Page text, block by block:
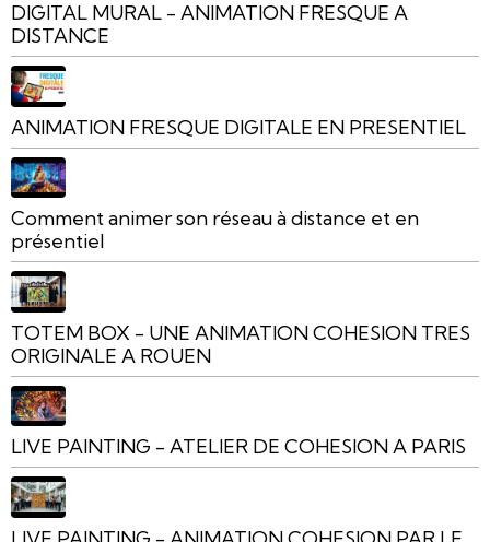
DIGITAL MURAL - ANIMATION FRESQUE A
DISTANCE
ANIMATION FRESQUE DIGITALE EN PRESENTIEL
Comment animer son réseau à distance et en
présentiel
TOTEM BOX - UNE ANIMATION COHESION TRES
ORIGINALE A ROUEN
LIVE PAINTING - ATELIER DE COHESION A PARIS